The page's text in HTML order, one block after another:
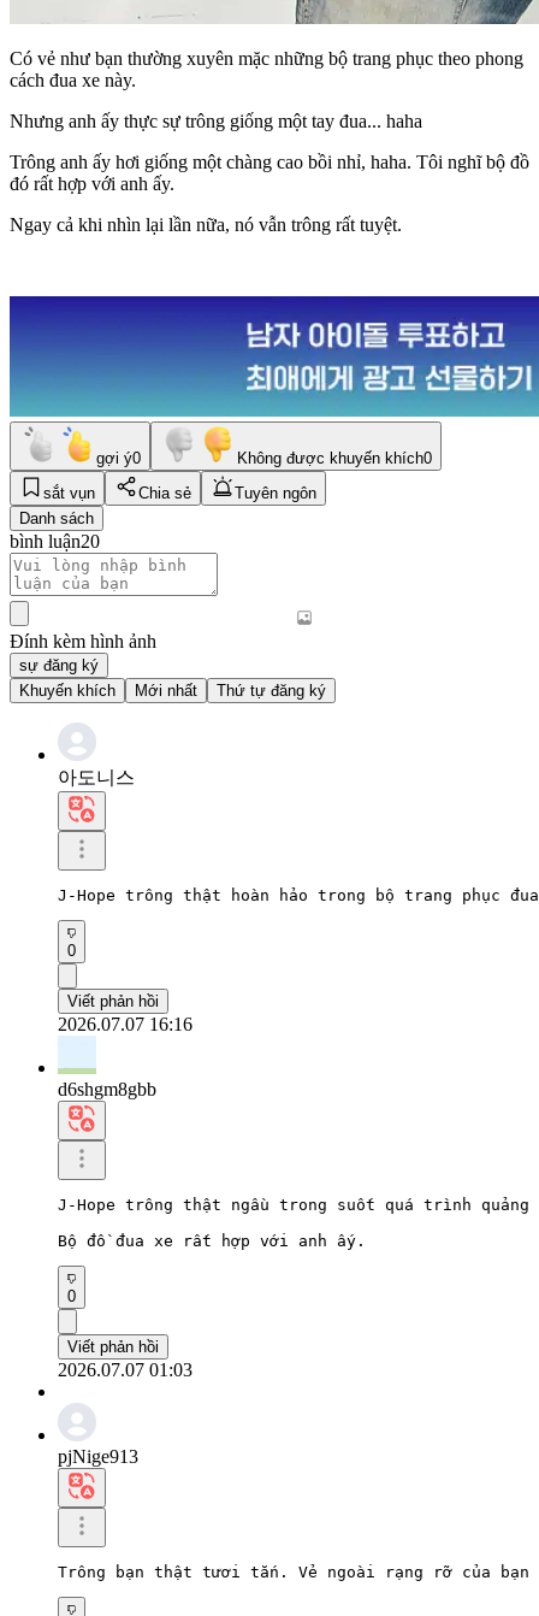
Có vẻ như bạn thường xuyên mặc những bộ trang phục theo phong
cách đua xe này.
Nhưng anh ấy thực sự trông giống một tay đua... haha
Trông anh ấy hơi giống một chàng cao bồi nhỉ, haha. Tôi nghĩ bộ đồ
đó rất hợp với anh ấy.
Ngay cả khi nhìn lại lần nữa, nó vẫn trông rất tuyệt.
gợi ý0 Không được khuyến khích0
sắt vụn
Chia sẻ
Tuyên ngôn
Danh sách
bình luận20
Đính kèm hình ảnh
sự đăng ký
Khuyến khích
Mới nhất Thứ tự đăng ký
아도니스
J-Hope trông thật hoàn hảo trong bộ trang phục
0
Viết phản hồi
2026.07.07 16:16
d6shgm8gbb
J-Hope trông thật ngầu trong suốt quá trình
Bộ đồ đua xe rất hợp với anh ấy.
0
Viết phản hồi
2026.07.07 01:03
pjNige913
Trông bạn thật tươi tắn. Vẻ ngoài rạng rỡ của